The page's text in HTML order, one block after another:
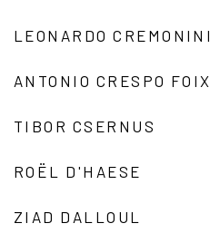
LEONARDO CREMONINI
ANTONIO CRESPO FOIX
TIBOR CSERNUS
ROËL D'HAESE
ZIAD DALLOUL